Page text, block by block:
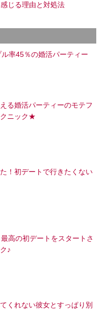
じる理由と対処法
率45％の婚活パーティー
る婚活パーティーのモテフ
クニック★
！初デートで行きたくない
最高の初デートをスタートさ
♪
くれない彼女とすっぱり別